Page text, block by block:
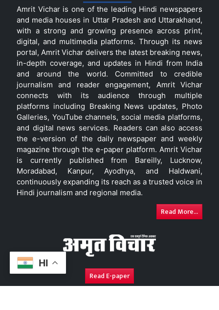
HI
Amrit Vichar is one of the leading Hindi newspapers
and media houses in Uttar Pradesh and Uttarakhand,
with a strong and growing presence across print,
digital, and multimedia platforms. Through its news
portal, Amrit Vichar delivers the latest breaking news,
in-depth coverage, and updates in Hindi from India
and around the world. Committed to credible
journalism and reader engagement, Amrit Vichar
connects with its audience through multiple
platforms including Breaking News updates, Photo
Galleries, YouTube channels, social media platforms,
and digital news services. Readers can also access
the e-version of the daily newspaper and weekly
magazine through the e-paper platform. Amrit Vichar
is currently published from Bareilly, Lucknow,
Moradabad, Kanpur, Ayodhya, and Haldwani,
continuously expanding its reach as a trusted voice in
Hindi journalism and regional media.
Read More...
Read E-paper